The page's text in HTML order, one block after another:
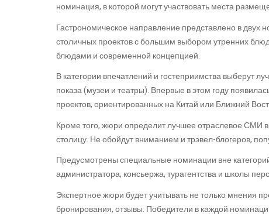
номинация, в которой могут участвовать места
Гастрономическое направление представлено в двух
столичных проектов с большим выбором утренних
блюдами и современной концепцией.
В категории впечатлений и гостеприимства выберут
показа (музеи и театры). Впервые в этом году
проектов, ориентированных на Китай или Ближний
Кроме того, жюри определит лучшее отраслевое СМИ
столицу. Не обойдут вниманием и трэвел-блогеров,
Предусмотрены специальные номинации вне
администратора, консьержа, турагентства и школы
Экспертное жюри будет учитывать не только мнения
бронирования, отзывы. Победители в каждой